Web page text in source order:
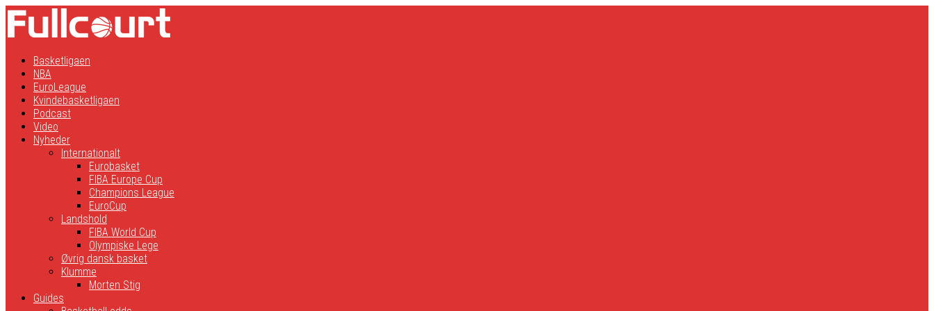
Basketligaen
NBA
EuroLeague
Kvindebasketligaen
Podcast
Video
Nyheder
Internationalt
Eurobasket
FIBA Europe Cup
Champions League
EuroCup
Landshold
FIBA World Cup
Olympiske Lege
Øvrig dansk basket
Klumme
Morten Stig
Guides